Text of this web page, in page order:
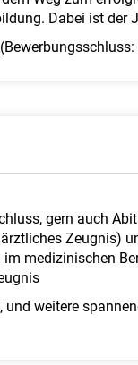
Dabei ist
gern auch
Zeugnis)
medizinischen
weitere